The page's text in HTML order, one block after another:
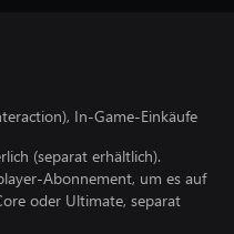
In-Game-Einkäufe
(separat erhältlich).
Abonnement, um es auf
oder Ultimate, separat